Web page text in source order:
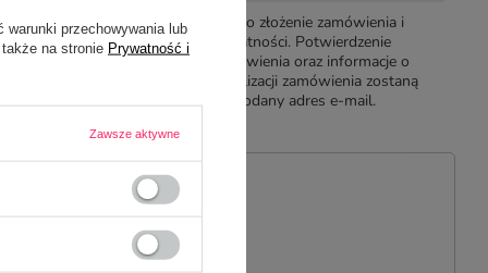
to
oraz
lub
Ostatni krok to złożenie zamówienia i
dokonanie płatności. Potwierdzenie
złożenia zamówienia oraz informacje o
przebiegu realizacji zamówienia zostaną
wysłane na podany adres e-mail.
warunki przechowywania lub
na stronie Prywatność i
Zawsze aktywne